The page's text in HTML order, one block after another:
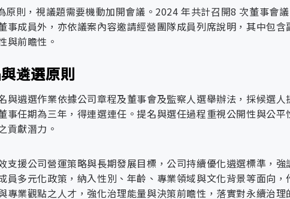
原則，視議題需要機動加開會議。2024 年共計召開8 次董事會
事成員外，亦依議案內容邀請經營團隊成員列席說明，其中包含
與前瞻性。
遴選原則
與遴選作業依據公司章程及董事會及監察人選舉辦法，採候選
事任期為三年，得連選連任。提名與選任過程重視公開性與公
貢獻潛力。
支援公司營運策略與長期發展目標，公司持續優化遴選標準，
員多元化政策，納入性別、年齡、專業領域與文化背景等面向
專業觀點之人才，強化治理能量與決策前瞻性，落實對永續治理
內容
公司治理
依據《公司法》及主管機關相關規定，建構健全且具透明度的公
制，提升決策公正性與營運透明度，落實誠信經營與法令遵循原
《公司治理實務守則》：明訂董事會職責與運作規範，確保治理
管理，確保營運程序合規健全。
● 設立功能性委員會（如審計委員會、薪酬委員會），健全決策
責
權責範圍
風險管理最高責任單位，以遵循法令及推動並落實公司整體營運
由總經理擔任召集人，負責執行及協調風險管理運作，並每年至
管理運作情形。
護機制。
料權益。
識培養。
定運作。
內容
透過問卷、線上評鑑與電話訪談蒐集客戶意見，即時彙整並通報
每項專案皆於執行期間的期中與期末階段辦理客戶滿意度調查，
持續強化員工服務意識與應對能力，提升團隊回應效率與整體服